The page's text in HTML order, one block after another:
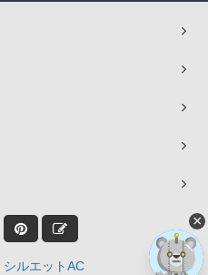
シルエットAC
×